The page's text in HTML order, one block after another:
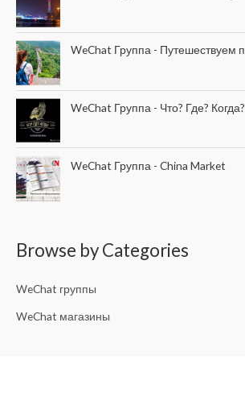
WeChat Группа - Путешествуем
WeChat Группа - Что? Где?
WeChat Группа - China Market
Browse by Categories
WeChat группы
WeChat магазины